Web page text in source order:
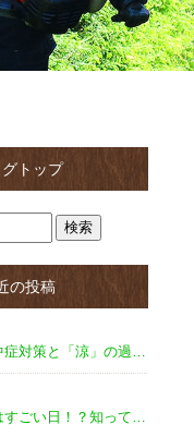
トップ
の投稿
夏本番！熱中症対策と「涼」の過ごし方で夏を乗り切ろう
夏至って実はすごい日！？知って得する豆知識と長い一日の楽しみ方